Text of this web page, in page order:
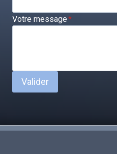
Votre message*
Valider